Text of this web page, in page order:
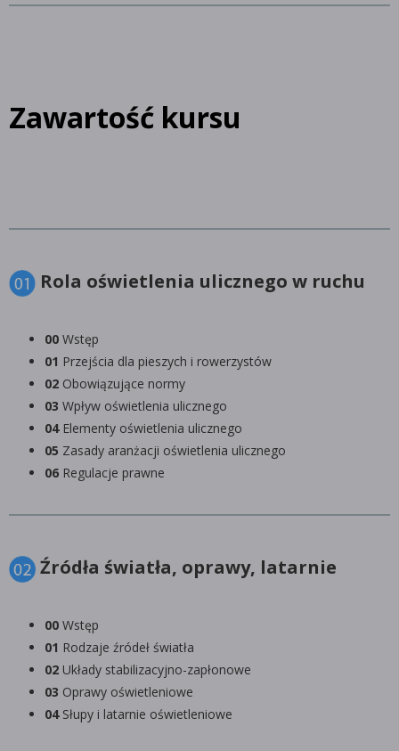
Zawartość kursu
Rola oświetlenia ulicznego w ruchu
00 Wstęp
01 Przejścia dla pieszych i rowerzystów
02 Obowiązujące normy
03 Wpływ oświetlenia ulicznego
04 Elementy oświetlenia ulicznego
05 Zasady aranżacji oświetlenia ulicznego
06 Regulacje prawne
Źródła światła, oprawy, latarnie
00 Wstęp
01 Rodzaje źródeł światła
02 Układy stabilizacyjno-zapłonowe
03 Oprawy oświetleniowe
04Słupy i latarnie oświetleniowe